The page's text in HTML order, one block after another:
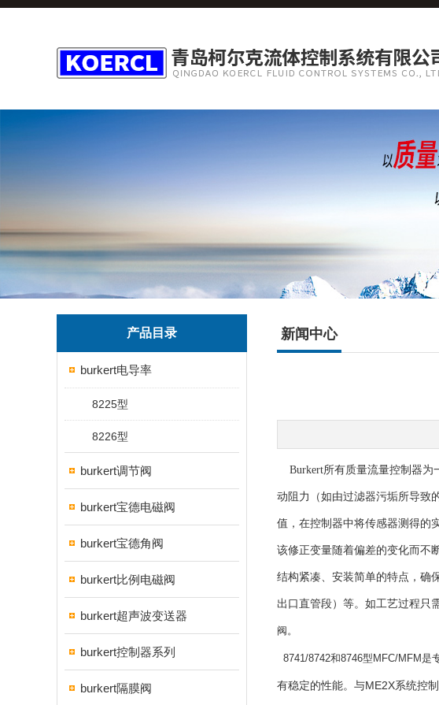
产品目录
burkert电导率
8225型
8226型
burkert调节阀
burkert宝德电磁阀
burkert宝德角阀
burkert比例电磁阀
burkert超声波变送器
burkert控制器系列
burkert隔膜阀
新闻中心
Burkert所有质量流量控制器为
动阻力（如由过滤器污垢所导致
值，在控制器中将传感器测得的
该修正变量随着偏差的变化而不
结构紧凑、安装简单的特点，确
出口直管段）等。如工艺过程只
阀。
8741/8742和8746型MFC/MFM是
有稳定的性能。与ME2X系统控